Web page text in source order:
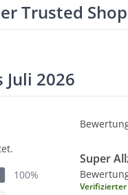
Trusted
2026
100%
Super